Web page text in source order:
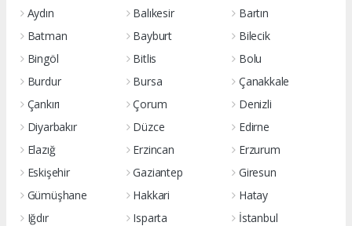
Aydın
Balıkesir
Bartın
Batman
Bayburt
Bilecik
Bingöl
Bitlis
Bolu
Burdur
Bursa
Çanakkale
Çankırı
Çorum
Denizli
Diyarbakır
Düzce
Edirne
Elazığ
Erzincan
Erzurum
Eskişehir
Gaziantep
Giresun
Gümüşhane
Hakkari
Hatay
Iğdır
Isparta
İstanbul